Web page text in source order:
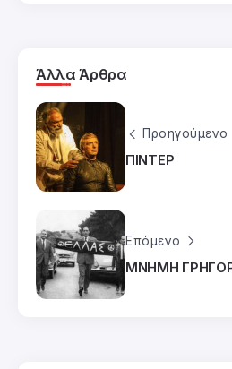
Άλλα Άρθρα
Προηγούμενο
ΠΙΝΤΕΡ
Επόμενο
ΜΝΗΜΗ